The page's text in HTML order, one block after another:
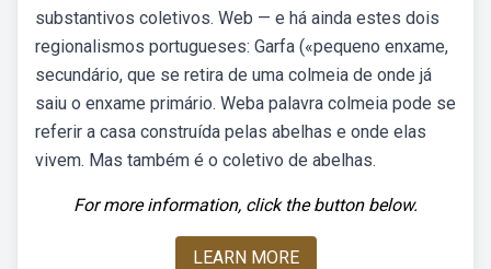
substantivos coletivos. Web — e há ainda estes dois
regionalismos portugueses: Garfa («pequeno enxame,
secundário, que se retira de uma colmeia de onde já
saiu o enxame primário. Weba palavra colmeia pode se
referir a casa construída pelas abelhas e onde elas
vivem. Mas também é o coletivo de abelhas.
For more information, click the button below.
LEARN MORE